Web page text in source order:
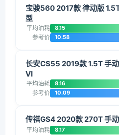
宝骏560 2017款 律动版
型
平均油耗 8.15
参考价 10.58
长安CS55 2019款 1.5T 手
VI
平均油耗 8.16
参考价 10.09
传祺GS4 2020款 270T 手
平均油耗 8.17